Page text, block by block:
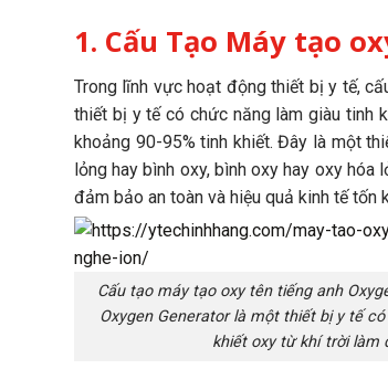
1. Cấu Tạo Máy tạo
Trong lĩnh vực hoạt động thiết bị y tế,
thiết bị y tế có chức năng làm giàu tinh
khoảng 90-95% tinh khiết. Đây là một
lỏng hay bình oxy, bình oxy hay oxy
đảm bảo an toàn và hiệu quả kinh tế tốn
Cấu tạo máy tạo oxy tên tiếng anh
Oxygen Generator là một thiết bị y tế
khiết oxy từ khí trời làm